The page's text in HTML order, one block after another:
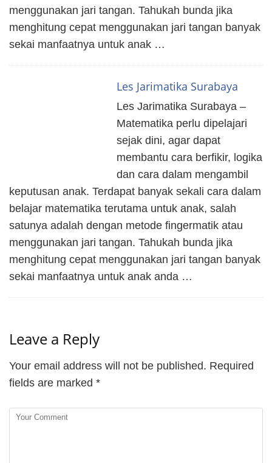
menggunakan jari tangan. Tahukah bunda jika
menghitung cepat menggunakan jari tangan banyak
sekai manfaatnya untuk anak …
Les Jarimatika Surabaya
Les Jarimatika Surabaya –
Matematika perlu dipelajari
sejak dini, agar dapat
membantu cara berfikir, logika
dan cara dalam mengambil
keputusan anak. Terdapat banyak sekali cara dalam
belajar matematika terutama untuk anak, salah
satunya adalah dengan metode fingermatik atau
menggunakan jari tangan. Tahukah bunda jika
menghitung cepat menggunakan jari tangan banyak
sekai manfaatnya untuk anak anda …
Leave a Reply
Your email address will not be published. Required
fields are marked *